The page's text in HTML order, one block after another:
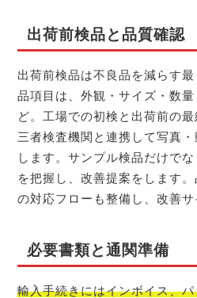
出荷前検品と品質確認
出荷前検品は不良品を減らす
品項目は、外観・サイズ・数
ど。工場での初検と出荷前の
三者検査機関と連携して写真
します。サンプル検品だけで
を把握し、改善提案をします
の対応フローも整備し、改善サ
必要書類と通関準備
輸入手続きにはインボイス、